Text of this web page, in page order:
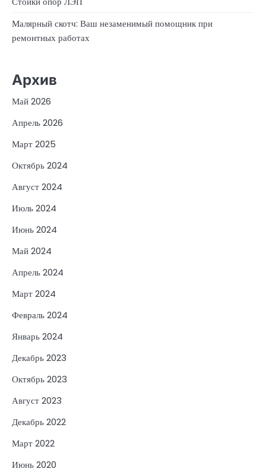
Малярный скотч: Ваш незаменимый помощник при
ремонтных работах
Архив
Май 2026
Апрель 2026
Март 2025
Октябрь 2024
Август 2024
Июль 2024
Июнь 2024
Май 2024
Апрель 2024
Март 2024
Февраль 2024
Январь 2024
Декабрь 2023
Октябрь 2023
Август 2023
Декабрь 2022
Март 2022
Июнь 2020